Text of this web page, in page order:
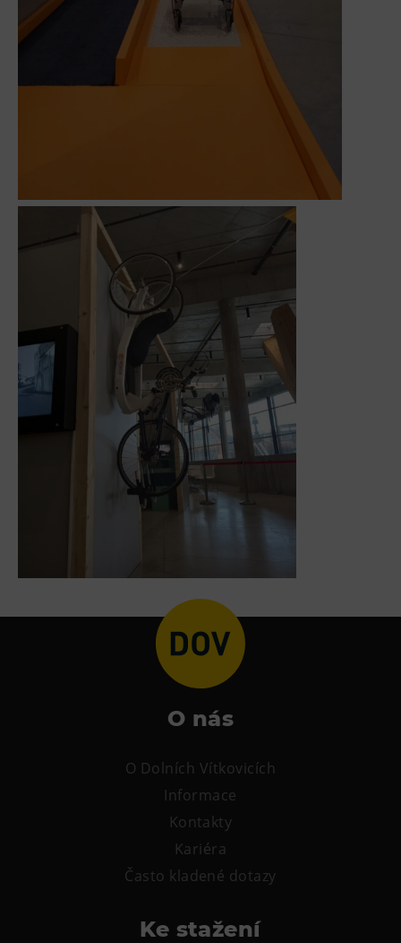
O nás
O Dolních Vítkovicích
Informace
Kontakty
Kariéra
Často kladené dotazy
Ke stažení